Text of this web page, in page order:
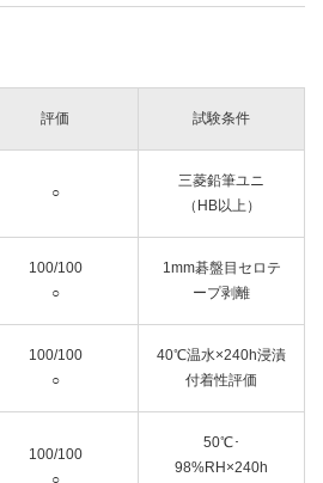
評価 試験条件
○
三菱鉛筆ユニ
（HB以上）
100/100
○
1mm碁盤目セロテ
ープ剥離
100/100
○
40℃温水×240h浸漬
付着性評価
100/100
○
50℃･
98%RH×240h